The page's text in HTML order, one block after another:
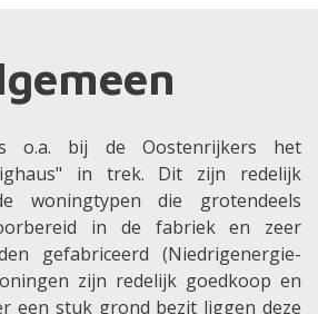
o.a. bij de Oostenrijkers het
in trek. Dit zijn redelijk
woningtypen die grotendeels
in de fabriek en zeer
gefabriceerd (Niedrigenergie-
zijn redelijk goedkoop en
een stuk grond bezit liggen deze